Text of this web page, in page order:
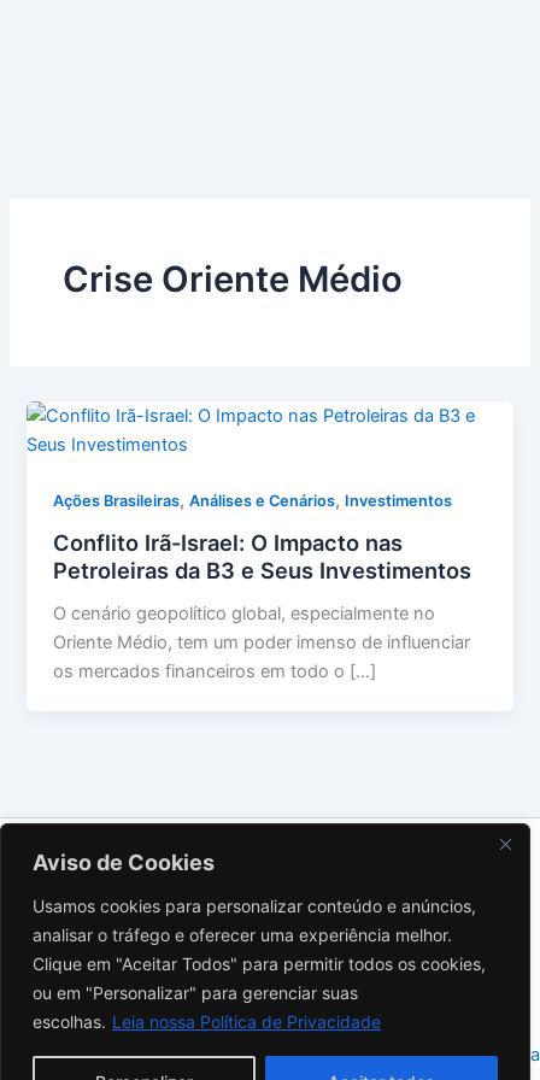
Aviso de Cookies
Usamos cookies para personalizar conteúdo e anúncios,
analisar o tráfego e oferecer uma experiência melhor.
Clique em "Aceitar Todos" para permitir todos os cookies,
ou em "Personalizar" para gerenciar suas
escolhas. Leia nossa Política de Privacidade
Crise Oriente Médio
Ações Brasileiras,Análises e Cenários, Investimentos
Conflito Irã-Israel: O Impacto nas
Petroleiras da B3 e Seus Investimentos
O cenário geopolítico global, especialmente no
Oriente Médio, tem um poder imenso de influenciar
os mercados financeiros em todo o […]
Política de Privacidade
Termos de Uso
Aviso Legal
Instagram
Copyright © 2026 Investidor Inteligente | Powered byTema Astra